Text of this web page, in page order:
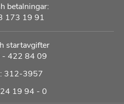
betalningar:
173 19 91
startavgifter
- 422 84 09
312-3957
19 94 - 0